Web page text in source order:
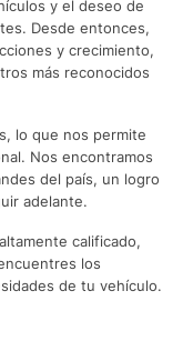
y el deseo de
Desde entonces,
y crecimiento,
más reconocidos
lo que nos permite
Nos encontramos
del país, un logro
adelante.
calificado,
los
de tu vehículo.